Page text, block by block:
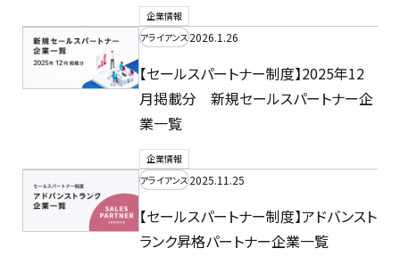
企業情報
アライアンス2026.1.26
【セールスパートナー制度】2025年12
月掲載分 新規セールスパートナー企
業一覧
企業情報
アライアンス2025.11.25
【セールスパートナー制度】アドバンスト
ランク昇格パートナー企業一覧